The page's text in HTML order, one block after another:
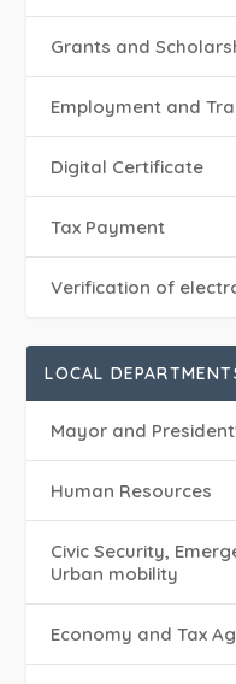
Grants and
Employment and
Digital Certificate
Tax Payment
Verification of
LOCAL
Mayor and
Human Resources
Civic Security,
Urban mobility
Economy and Tax